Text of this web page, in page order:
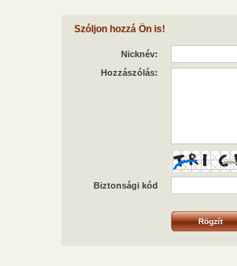
Szóljon hozzá Ön is!
Nicknév:
Hozzászólás:
Biztonsági kód